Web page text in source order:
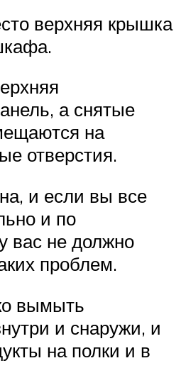
верхняя крышка
а снятые
на
отверстия.
и если вы все
и по
вас не должно
проблем.
вымыть
и снаружи, и
на полки и в